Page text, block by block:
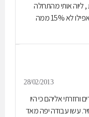
, ליוה אותי מהתחלה
ועד הסוף ,שירות מעולה,הצעת מחיר שנתן אפילו לא 15% ממה
28/02/2013
וחזרתי אליהם כי היו
עשו עבודה יפה מאד